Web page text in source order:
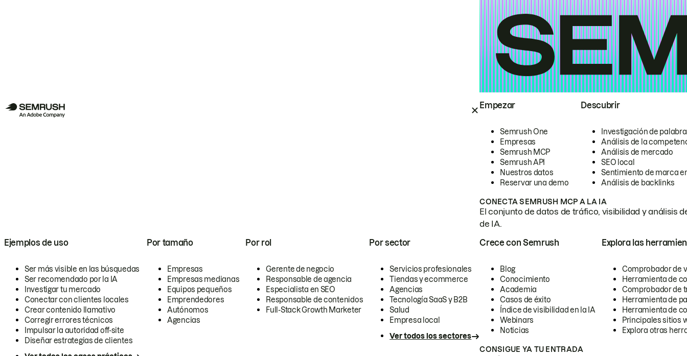
Empezar
Semrush One
Empresas
Semrush MCP
Semrush API
Nuestros datos
Reservar una demo
Descubrir
Investigación de
Análisis de la
Análisis de mercado
SEO local
Sentimiento de marca
Análisis de backlinks
CONECTA SEMRUSH MCP A LA IA
El conjunto de datos de tráfico, visibilidad y análisis
de IA.
Ejemplos de uso
Ser más visible en las búsquedas
Ser recomendado por la IA
Investigar tu mercado
Conectar con clientes locales
Crear contenido llamativo
Corregir errores técnicos
Impulsar la autoridad off-site
Diseñar estrategias de clientes
Por tamaño
Empresas
Empresas medianas
Equipos pequeños
Emprendedores
Autónomos
Agencias
Por rol
Gerente de negocio
Responsable de agencia
Especialista en SEO
Responsable de contenidos
Full-Stack Growth Marketer
Por sector
Servicios profesionales
Tiendas y ecommerce
Agencias
Tecnología SaaS y B2B
Salud
Empresa local
Ver todos los sectores
Crece con Semrush
Blog
Conocimiento
Academia
Casos de éxito
Índice de visibilidad en la IA
Webinars
Noticias
Explora las
Comprobador de
Herramienta de
Comprobador de
Herramienta de
Herramienta de
Principales sitios
Explora otras
CONSIGUE YA TU ENTRADA